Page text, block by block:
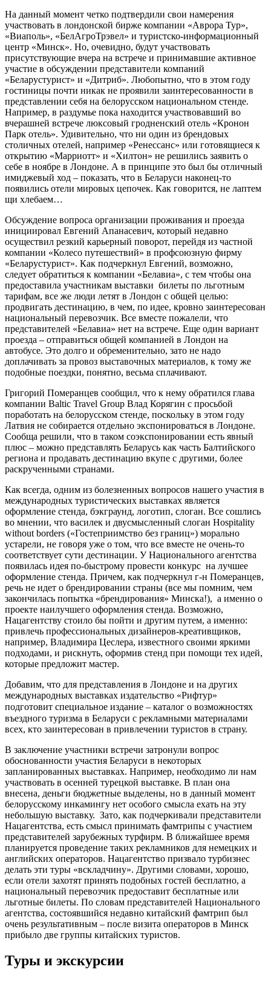
На данный момент четко подтвердили свои намерения
участвовать в лондонской бирже компании «Аврора Тур»,
«Виаполь», «БелАгроТрэвел» и туристско-информационный
центр «Минск». Но, очевидно, будут участвовать
присутствующие вчера на встрече и принимавшие активное
участие в обсуждении представители компаний
«Беларустурист» и «Дитриб». Любопытно, что в этом году
гостиницы почти никак не проявили заинтересованности в
представлении себя на белорусском национальном стенде.
Например, в раздумье пока находится участвовавший во
вчерашней встрече люксовый гродненский отель «Кронон
Парк отель». Удивительно, что ни один из брендовых
столичных отелей, например «Ренессанс» или готовящиеся к
открытию «Марриотт» и «Хилтон» не решились заявить о
себе в ноябре в Лондоне. А в принципе это был бы отличный
имиджевый ход – показать, что в Беларуси наконец-то
появились отели мировых цепочек. Как говорится, не лаптем
щи хлебаем…
Обсуждение вопроса организации проживания и проезда
инициировал Евгений Апанасевич, который недавно
осуществил резкий карьерный поворот, перейдя из частной
компании «Колесо путешествий» в профсоюзную фирму
«Беларустурист». Как подчеркнул Евгений, возможно,
следует обратиться к компании «Белавиа», с тем чтобы она
предоставила участникам выставки билеты по льготным
тарифам, все же люди летят в Лондон с общей целью:
продвигать дестинацию, в чем, по идее, кровно заинтересован
национальный перевозчик. Все вместе пожалели, что
представителей «Белавиа» нет на встрече. Еще один вариант
проезда – отправиться общей компанией в Лондон на
автобусе. Это долго и обременительно, зато не надо
доплачивать за провоз выставочных материалов, к тому же
подобные поездки, понятно, весьма сплачивают.
Григорий Померанцев сообщил, что к нему обратился глава
компании Baltic Travel Group Влад Корягин с просьбой
поработать на белорусском стенде, поскольку в этом году
Латвия не собирается отдельно экспонироваться в Лондоне.
Сообща решили, что в таком соэкспонировании есть явный
плюс – можно представлять Беларусь как часть Балтийского
региона и продавать дестинацию вкупе с другими, более
раскрученными странами.
Как всегда, одним из болезненных вопросов нашего участия в
международных туристических выставках является
оформление стенда, бэкграунд, логотип, слоган. Все сошлись
во мнении, что василек и двусмысленный слоган Hospitality
without borders («Гостеприимство без границ») морально
устарели, не говоря уже о том, что все вместе не очень-то
соответствует сути дестинации. У Национального агентства
появилась идея по-быстрому провести конкурс на лучшее
оформление стенда. Причем, как подчеркнул г-н Померанцев,
речь не идет о брендировании страны (все мы помним, чем
закончилась попытка «брендирования» Минска!), а именно о
проекте наилучшего оформления стенда. Возможно,
Нацагентству стоило бы пойти и другим путем, а именно:
привлечь профессиональных дизайнеров-креативщиков,
например, Владимира Цеслера, известного своими яркими
подходами, и рискнуть, оформив стенд при помощи тех идей,
которые предложит мастер.
Добавим, что для представления в Лондоне и на других
международных выставках издательство «Рифтур»
подготовит специальное издание – каталог о возможностях
въездного туризма в Беларуси с рекламными материалами
всех, кто заинтересован в привлечении туристов в страну.
В заключение участники встречи затронули вопрос
обоснованности участия Беларуси в некоторых
запланированных выставках. Например, необходимо ли нам
участвовать в осенней турецкой выставке. В план она
внесена, деньги бюджетные выделены, но в данный момент
белорусскому инкамингу нет особого смысла ехать на эту
небольшую выставку. Зато, как подчеркивали представители
Нацагентства, есть смысл принимать фамтрипы с участием
представителей зарубежных турфирм. В ближайшее время
планируется проведение таких рекламников для немецких и
английских операторов. Нацагентство призвало турбизнес
делать эти туры «вскладчину». Другими словами, хорошо,
если отели захотят принять подобных гостей бесплатно, а
национальный перевозчик предоставит бесплатные или
льготные билеты. По словам представителей Национального
агентства, состоявшийся недавно китайский фамтрип был
очень результативным – после визита операторов в Минск
прибыло две группы китайских туристов.
Туры и экскурсии